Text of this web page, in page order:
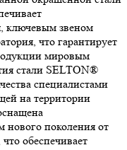
ключевым звеном
что гарантирует
мировым
стали SELTON®
специалистами
на территории
нового поколения от
обеспечивает